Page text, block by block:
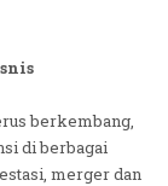
berkembang,
di berbagai
merger dan